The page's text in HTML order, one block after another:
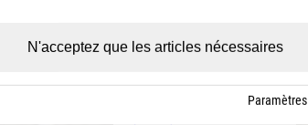
N'acceptez que les articles nécessaires
Paramètres
(Polish)
(Hungarian)